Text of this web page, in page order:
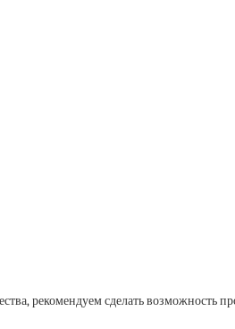
рекомендуем сделать